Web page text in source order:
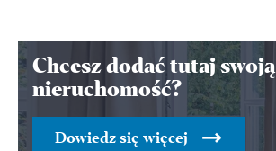
Chcesz dodać tutaj swoją
nieruchomość?
Dowiedz się więcej